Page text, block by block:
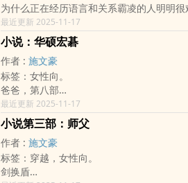
轻视的每一刻，她悄悄累积力量，准备翻转
这是一个关于失败、勇气与重生的故事；
关于一个女人，如何在都市丛林里，用善
正的自己。
你准备好，跟她一起踏上重生之路了吗？
为什么正在经历语言和关系霸凌的人明明
这些的「她」是这么说的......
（我的文笔可能没有那么的精细，可以的
力的！）
最近更新 2025-11-17
小说：华硕宏碁
作者 : 施文豪
标签：女性向。
爸爸，第八部
短篇小说
患上巴金森氏症的爸爸
如何克服或唉声叹气不唉声叹气地面对
本部小说如有雷同纯属巧合，如小说中爸爸
最近更新 2025-11-17
小说第三部：师父
作者 : 施文豪
标签：穿越，女性向。
剑换盾